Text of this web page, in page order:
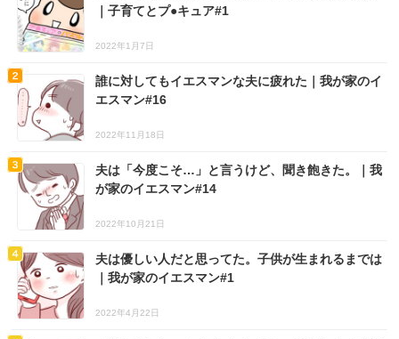
｜子育てとプ●キュア#1
2022年1月7日
誰に対してもイエスマンな夫に疲れた｜我が家のイ
エスマン#16
2022年11月18日
夫は「今度こそ…」と言うけど、聞き飽きた。｜我
が家のイエスマン#14
2022年10月21日
夫は優しい人だと思ってた。子供が生まれるまでは
｜我が家のイエスマン#1
2022年4月22日